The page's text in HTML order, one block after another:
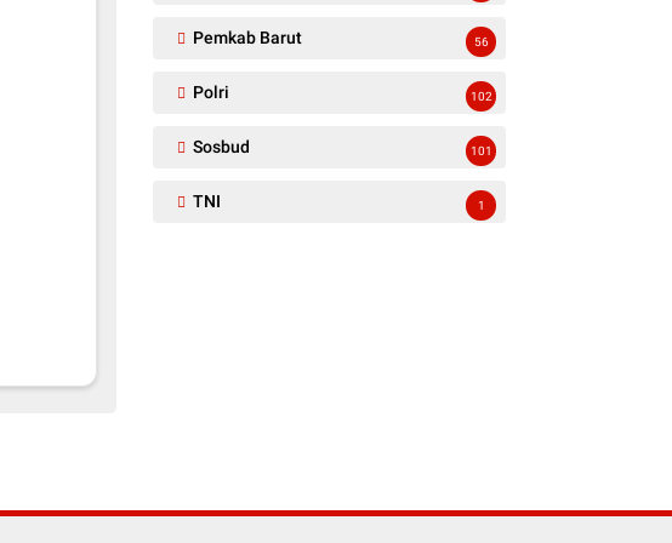
Pemkab Barut 56
Polri 102
Sosbud 101
TNI 1